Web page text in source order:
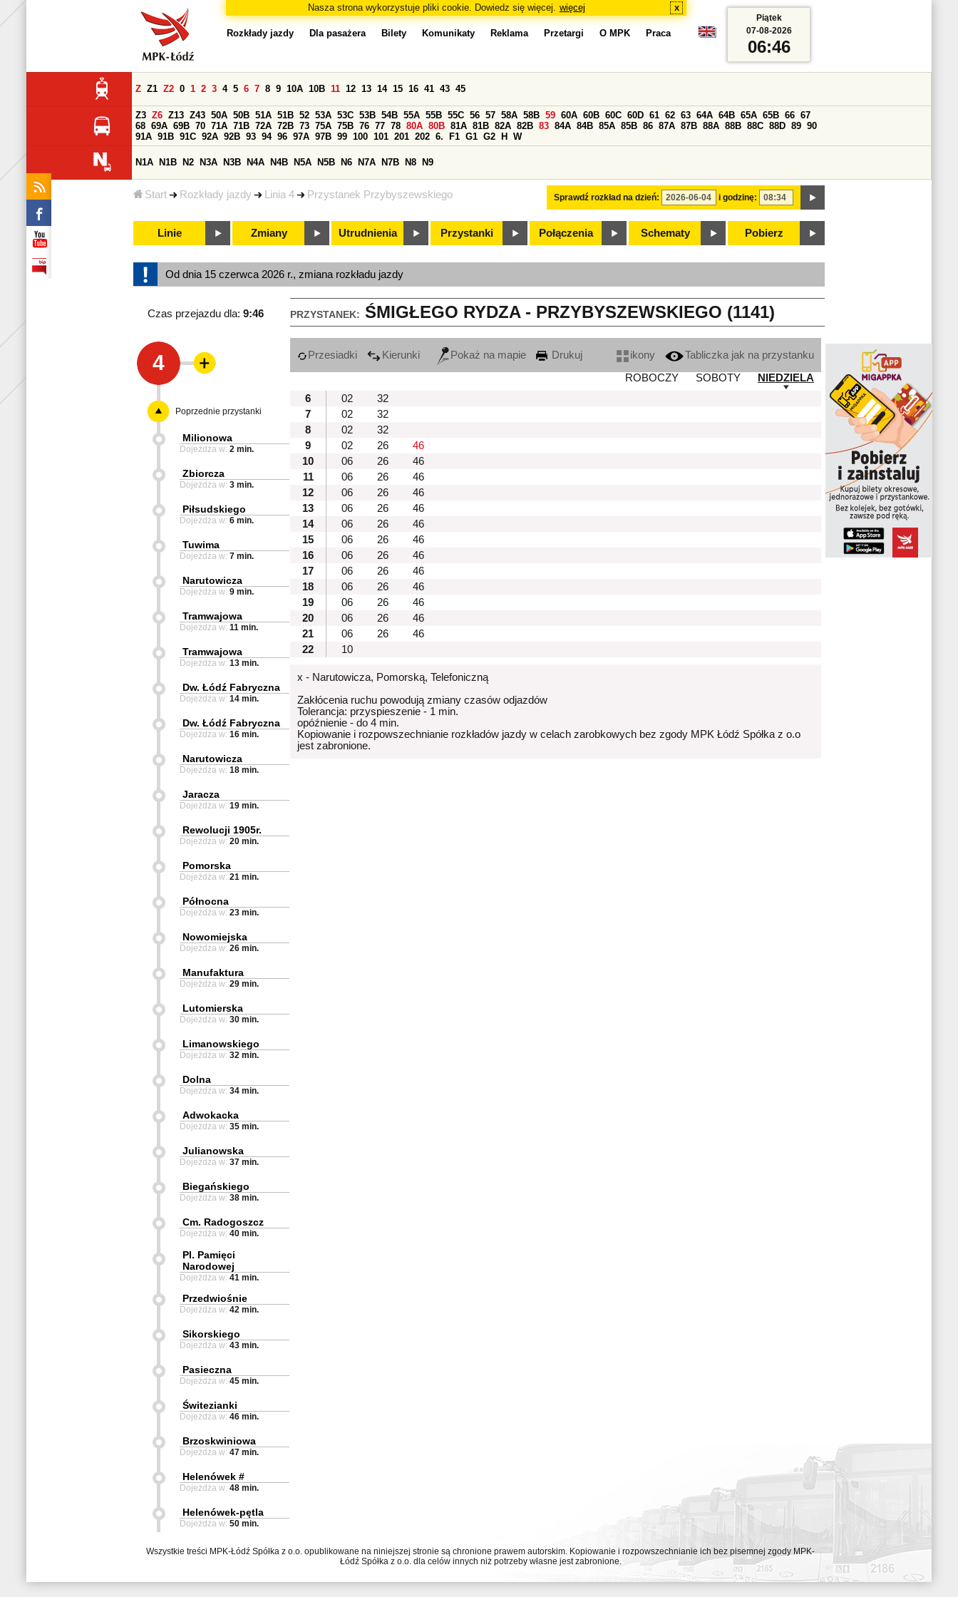
Nasza strona wykorzystuje pliki cookie. Dowiedz się więcej. więcej x
Start Rozkłady jazdy Linia 4 Przystanek Przybyszewskiego
Rozkłady jazdy Dla pasażera Bilety Komunikaty Reklama Przetargi O MPK Praca
Sprawdź rozkład na dzień: i godzinę:
Z Z1 Z2 0 1 2 3 4 5 6 7 8 9 10A 10B 11 12 13 14 15 16 41 43 45
Z3 Z6 Z13 Z43 50A 50B 51A 51B 52 53A 53C 53B 54B 55A 55B 55C 56 57 58A 58B 59 60A 60B 60C 60D 61 62 63 64A 64B 65A 65B 66 67
68 69A 69B 70 71A 71B 72A 72B 73 75A 75B 76 77 78 80A 80B 81A 81B 82A 82B 83 84A 84B 85A 85B 86 87A 87B 88A 88B 88C 88D 89 90
91A 91B 91C 92A 92B 93 94 96 97A 97B 99 100 101 201 202 6. F1 G1 G2 H W
N1A N1B N2 N3A N3B N4A N4B N5A N5B N6 N7A N7B N8 N9
Linie Zmiany Utrudnienia Przystanki Połączenia Schematy Pobierz
Piątek
07-08-2026
06:46
Od dnia 15 czerwca 2026 r., zmiana rozkładu jazdy
PRZYSTANEK: ŚMIGŁEGO RYDZA - PRZYBYSZEWSKIEGO (1141)
Czas przejazdu dla: 9:46
4 Przesiadki Kierunki Pokaż na mapie Drukuj ikony
Tabliczka jak na przystanku
ROBOCZY
SOBOTY
NIEDZIELA
6
02
32
7
02
32
8
02
32
9
02 26
46
10
06 26
46
11
06 26
46
12
06 26
46
13
06 26
46
14
06 26
46
15
06 26
46
16
06 26
46
17
06 26
46
18
06 26
46
19
06 26
46
20
06 26
46
21
06 26
46
22
10
x - Narutowicza, Pomorską, Telefoniczną
Zakłócenia ruchu powodują zmiany czasów odjazdów
Tolerancja: przyspieszenie - 1 min.
opóźnienie - do 4 min.
Kopiowanie i rozpowszechnianie rozkładów jazdy w celach zarobkowych bez zgody MPK Łódź Spółka z o.o
jest zabronione.
Poprzednie przystanki
Milionowa
Dojeżdża w: 2 min.
Zbiorcza
Dojeżdża w: 3 min.
Piłsudskiego
Dojeżdża w: 6 min.
Tuwima
Dojeżdża w: 7 min.
Narutowicza
Dojeżdża w: 9 min.
Tramwajowa
Dojeżdża w: 11 min.
Tramwajowa
Dojeżdża w: 13 min.
Dw. Łódź Fabryczna
Dojeżdża w: 14 min.
Dw. Łódź Fabryczna
Dojeżdża w: 16 min.
Narutowicza
Dojeżdża w: 18 min.
Jaracza
Dojeżdża w: 19 min.
Rewolucji 1905r.
Dojeżdża w: 20 min.
Pomorska
Dojeżdża w: 21 min.
Północna
Dojeżdża w: 23 min.
Nowomiejska
Dojeżdża w: 26 min.
Manufaktura
Dojeżdża w: 29 min.
Lutomierska
Dojeżdża w: 30 min.
Limanowskiego
Dojeżdża w: 32 min.
Dolna
Dojeżdża w: 34 min.
Adwokacka
Dojeżdża w: 35 min.
Julianowska
Dojeżdża w: 37 min.
Biegańskiego
Dojeżdża w: 38 min.
Cm. Radogoszcz
Dojeżdża w: 40 min.
Pl. Pamięci
Narodowej
Dojeżdża w: 41 min.
Przedwiośnie
Dojeżdża w: 42 min.
Sikorskiego
Dojeżdża w: 43 min.
Pasieczna
Dojeżdża w: 45 min.
Świtezianki
Dojeżdża w: 46 min.
Brzoskwiniowa
Dojeżdża w: 47 min.
Helenówek #
Dojeżdża w: 48 min.
Helenówek-pętla
Dojeżdża w: 50 min.
Wszystkie treści MPK-Łódź Spółka z o.o. opublikowane na niniejszej stronie są chronione prawem autorskim. Kopiowanie i rozpowszechnianie ich bez pisemnej zgody MPK-
Łódź Spółka z o.o. dla celów innych niż potrzeby własne jest zabronione.